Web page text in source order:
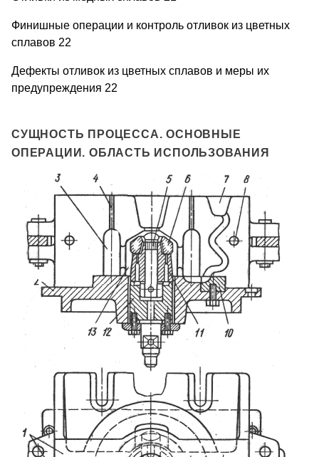
Финишные операции и контроль отливок из цветных
сплавов 22
Дефекты отливок из цветных сплавов и меры их
предупреждения 22
СУЩНОСТЬ ПРОЦЕССА. ОСНОВНЫЕ
ОПЕРАЦИИ. ОБЛАСТЬ ИСПОЛЬЗОВАНИЯ